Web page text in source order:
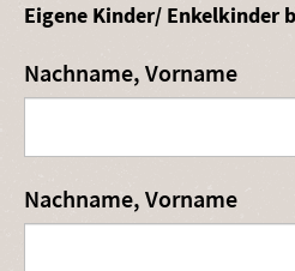
Eigene Kinder/ Enkelkinder
Nachname, Vorname
Nachname, Vorname